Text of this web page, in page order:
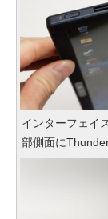
インターフェイ
部側面に